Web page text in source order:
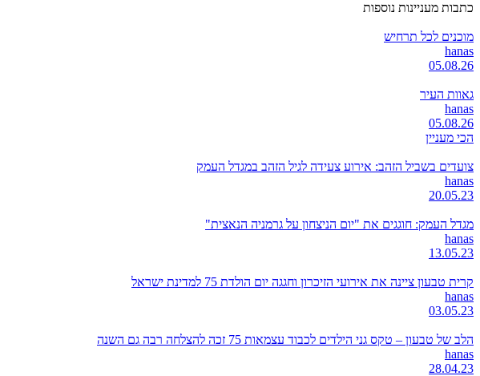
כתבות מעניינות נוספות
מוכנים לכל תרחיש
hanas
05.08.26
גאוות העיר
hanas
05.08.26
הכי מעניין
צועדים בשביל הזהב: אירוע צעידה לגיל הזהב במגדל העמק
hanas
20.05.23
מגדל העמק: חוגגים את "יום הניצחון על גרמניה הנאצית"
hanas
13.05.23
קרית טבעון ציינה את אירועי הזיכרון וחגגה יום הולדת 75 למדינת ישראל
hanas
03.05.23
הלב של טבעון – טקס גני הילדים לכבוד עצמאות 75 זכה להצלחה רבה גם השנה
hanas
28.04.23